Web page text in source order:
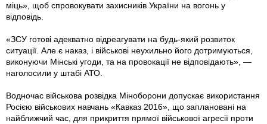
міць», щоб спровокувати захисників України на вогонь у
відповідь.
«ЗСУ готові адекватно відреагувати на будь-який розвиток
ситуації. Але є наказ, і військові неухильно його дотримуються,
виконуючи Мінські угоди, та на провокації не відповідають», —
наголосили у штабі АТО.
Водночас військова розвідка Міноборони допускає використання
Росією військових навчань «Кавказ 2016», що заплановані на
найближчий час, для прикриття прямої військової агресії проти